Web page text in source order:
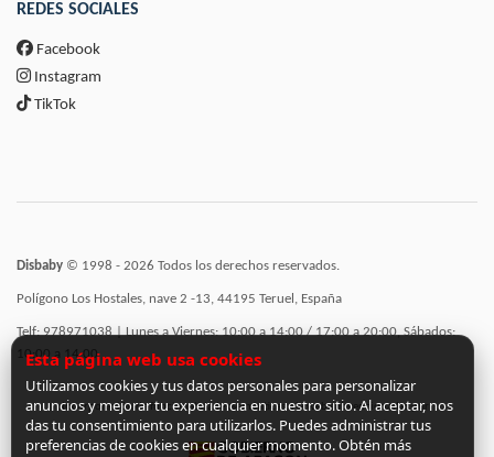
REDES SOCIALES
Facebook
Instagram
TikTok
Disbaby © 1998 - 2026 Todos los derechos reservados.
Polígono Los Hostales, nave 2 -13, 44195 Teruel, España
Telf: 978971038 | Lunes a Viernes: 10:00 a 14:00 / 17:00 a 20:00, Sábados:
10:00 a 14:00
Incorporación de funcionalidades semánticas a la web subvencionadas por:
Esta página web usa cookies
Utilizamos cookies y tus datos personales para personalizar
anuncios y mejorar tu experiencia en nuestro sitio. Al aceptar, nos
das tu consentimiento para utilizarlos. Puedes administrar tus
preferencias de cookies en cualquier momento. Obtén más